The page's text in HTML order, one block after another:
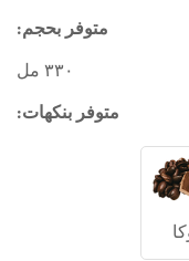
متوفر بحجم:
٣٣٠ مل
متوفر بنكهات: